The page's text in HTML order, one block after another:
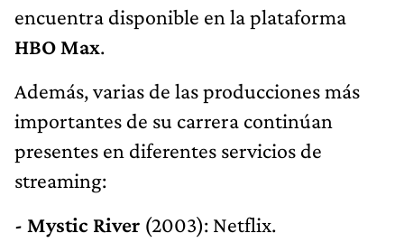
encuentra disponible en la plataforma
HBO Max.
Además, varias de las producciones más
importantes de su carrera continúan
presentes en diferentes servicios de
streaming:
- Mystic River (2003): Netflix.